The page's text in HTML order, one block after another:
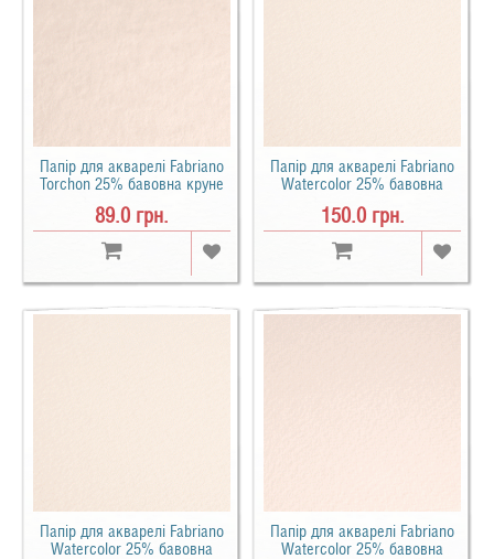
Папір для акварелі Fabriano
Torchon 25% бавовна круне
89.0 грн.
Папір для акварелі Fabriano
Watercolor 25% бавовна
200 г/м2
150.0 грн.
Папір для акварелі Fabriano
Watercolor 25% бавовна
Папір для акварелі Fabriano
Watercolor 25% бавовна